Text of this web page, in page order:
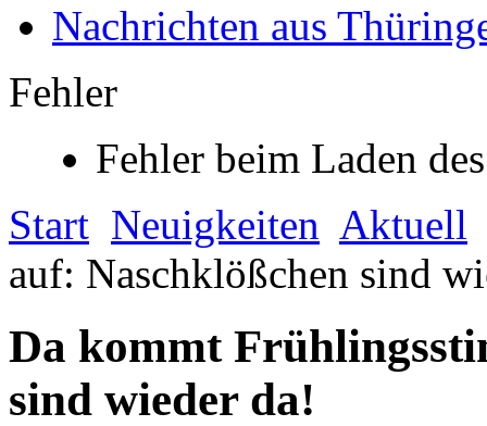
Nachrichten aus
Fehler
Fehler beim Laden
Start Neuigkeiten Aktuell
auf: Naschklößchen sind
Da kommt
sind wieder da!